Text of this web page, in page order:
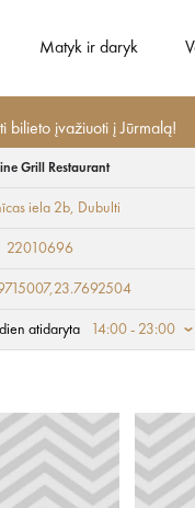
Matyk ir daryk
bilieto įvažiuoti į Jūrmalą!
Grill Restaurant
iela 2b, Dubulti
22010696
atidaryta 14:00 - 23:00